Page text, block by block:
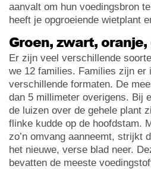
aanvalt om hun voedingsbron
heeft je opgroeiende wietplant
Groen, zwart,
Er zijn veel verschillende
we 12 families. Families zijn er
verschillende formaten. De
dan 5 millimeter overigens. Bij
de luizen over de gehele plant
flinke kudde op de hoofdstam.
zo’n omvang aanneemt, strijkt
het nieuwe, verse blad neer.
bevatten de meeste